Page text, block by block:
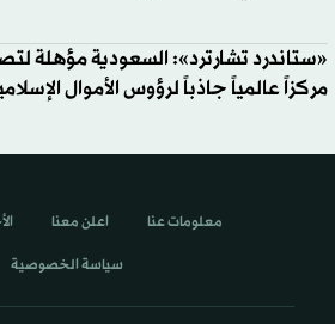
«ستاندرد تشارترد»: السعودية مؤهلة
مركزاً عالمياً جاذباً لرؤوس الأموال
معلومات عنا اعلن معنا
سياسة الخصوصية